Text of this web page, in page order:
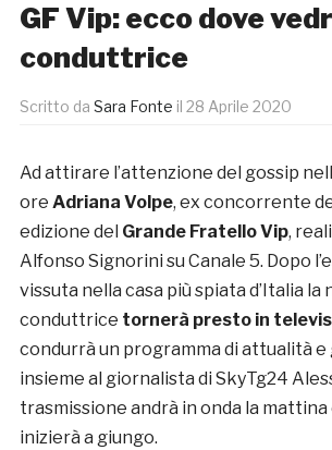
GF Vip: ecco dove
conduttrice
Scritto da Sara Fonte il 28 Aprile 2020
Ad attirare l’attenzione del gossip
ore Adriana Volpe, ex concorrente
edizione del Grande Fratello Vip,
Alfonso Signorini su Canale 5. Dopo
vissuta nella casa più spiata d’Italia la
conduttrice tornerà presto in
condurrà un programma di attualità e
insieme al giornalista di SkyTg24
trasmissione andrà in onda la mattina
inizierà a giungo.